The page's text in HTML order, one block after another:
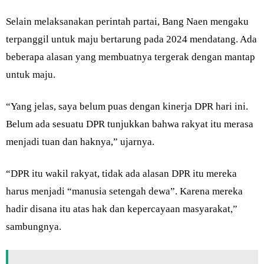
Selain melaksanakan perintah partai, Bang Naen mengaku
terpanggil untuk maju bertarung pada 2024 mendatang. Ada
beberapa alasan yang membuatnya tergerak dengan mantap
untuk maju.
“Yang jelas, saya belum puas dengan kinerja DPR hari ini.
Belum ada sesuatu DPR tunjukkan bahwa rakyat itu merasa
menjadi tuan dan haknya,” ujarnya.
“DPR itu wakil rakyat, tidak ada alasan DPR itu mereka
harus menjadi “manusia setengah dewa”. Karena mereka
hadir disana itu atas hak dan kepercayaan masyarakat,”
sambungnya.